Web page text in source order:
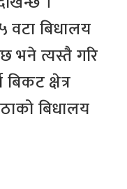
वटा बिधालय
भने त्यस्तै गरि
क्षेत्र
बिधालय